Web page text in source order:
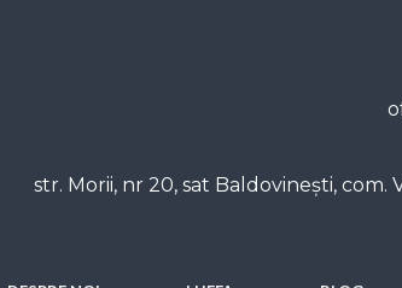
str. Morii, nr 20, sat Baldovinești, com.